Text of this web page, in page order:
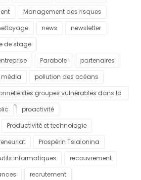
Management des risques
news
newsletter
de stage
Parabole
partenaires
pollution des océans
des groupes vulnérables dans la
proactivité
Productivité et technologie
Prospérin Tsialonina
informatiques
recouvrement
recrutement